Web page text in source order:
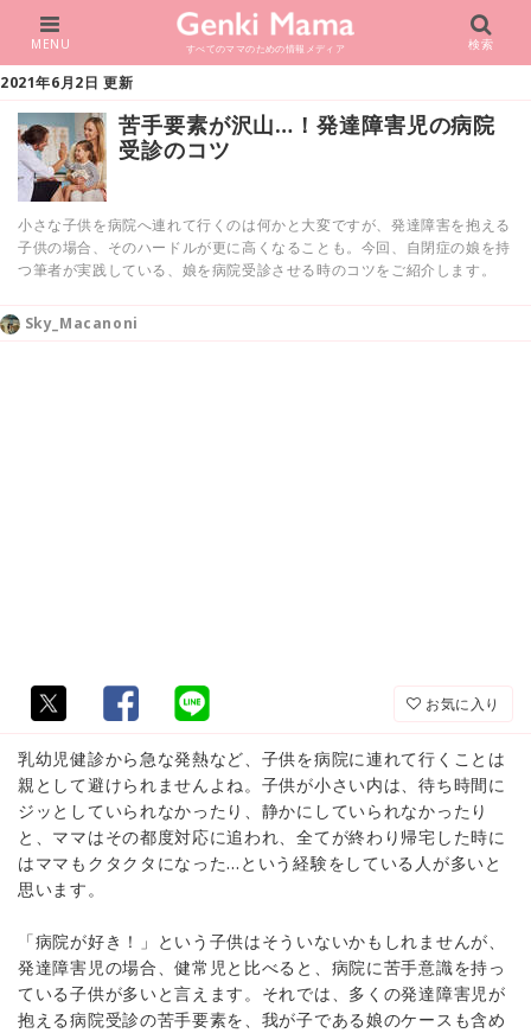
すべてのママのための情報メディア
MENU 検索
2021年6月2日 更新
苦手要素が沢山…！発達障害児の病院
受診のコツ
小さな子供を病院へ連れて行くのは何かと大変ですが、発達障害を抱える
子供の場合、そのハードルが更に高くなることも。今回、自閉症の娘を持
つ筆者が実践している、娘を病院受診させる時のコツをご紹介します。
Sky_Macanoni
お気に入り
乳幼児健診から急な発熱など、子供を病院に連れて行くことは
親として避けられませんよね。子供が小さい内は、待ち時間に
ジッとしていられなかったり、静かにしていられなかったり
と、ママはその都度対応に追われ、全てが終わり帰宅した時に
はママもクタクタになった…という経験をしている人が多いと
思います。
「病院が好き！」という子供はそういないかもしれませんが、
発達障害児の場合、健常児と比べると、病院に苦手意識を持っ
ている子供が多いと言えます。それでは、多くの発達障害児が
抱える病院受診の苦手要素を、我が子である娘のケースも含め